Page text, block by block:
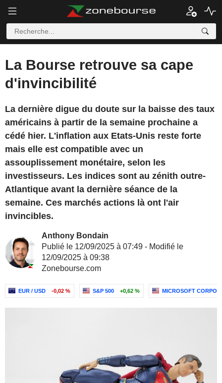
La Bourse retrouve sa cape
d'invincibilité
La dernière digue du doute sur la baisse des taux
américains à partir de la semaine prochaine a
cédé hier. L'inflation aux Etats-Unis reste forte
mais elle est compatible avec un
assouplissement monétaire, selon les
investisseurs. Les indices sont au zénith outre-
Atlantique avant la dernière séance de la
semaine. Ces marchés actions là ont l'air
invincibles.
Anthony Bondain
Publié le 12/09/2025 à 07:49 - Modifié le
12/09/2025 à 09:38
Zonebourse.com
EUR / USD -0,02 % S&P 500 +0,62 % MICROSOFT